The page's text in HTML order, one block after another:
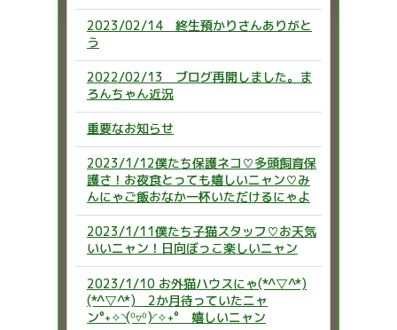
2023/02/14 終生預かりさんありがと
う
2022/02/13 ブログ再開しました。ま
ろんちゃん近況
重要なお知らせ
2023/1/12僕たち保護ネコ♡多頭飼育保
護さ！お夜食とっても嬉しいニャン♡み
んにゃご飯おなか一杯いただけるにゃよ
2023/1/11僕たち子猫スタッフ♡お天気
いいニャン！日向ぼっこ楽しいニャン
2023/1/10 お外猫ハウスにゃ(*^▽^*)
(*^▽^*) 2か月待っていたニャ
ン°˖✧◝(⁰▿⁰)◜✧˖° 嬉しいニャン